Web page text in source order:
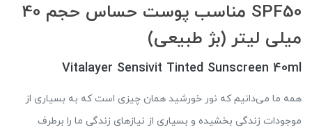
SPF50 مناسب پوست حساس حجم 40
میلی لیتر (بژ طبیعی)
Vitalayer Sensivit Tinted Sunscreen 40ml
همه ما می‌دانیم که نور خورشید همان چیزی است که به بسیاری از
موجودات زندگی بخشیده و بسیاری از نیازهای زندگی ما را برطرف